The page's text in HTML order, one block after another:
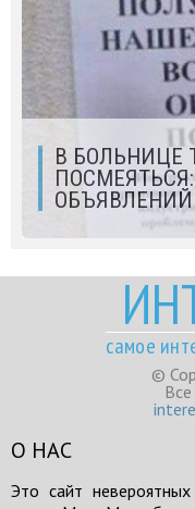
В БОЛЬНИЦЕ
самое
©
О НАС
Это сайт